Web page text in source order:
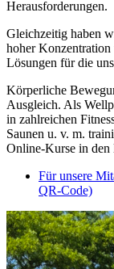
Herausforderungen.
Gleichzeitig haben
hoher
Lösungen für die
Körperliche
Ausgleich. Als
in zahlreichen
Saunen u. v. m.
Online-Kurse in den
Für unsere
QR-Code)